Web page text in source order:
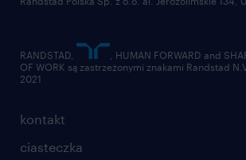
kontakt
ciasteczka
RANDSTAD,
, HUMAN FORWARD and
OF WORK są zastrzeżonymi znakami Randstad
2021